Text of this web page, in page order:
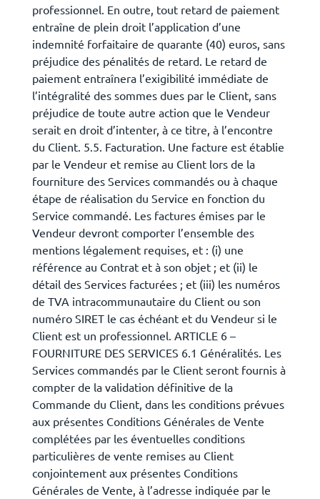
professionnel. En outre, tout retard de paiement
entraîne de plein droit l’application d’une
indemnité forfaitaire de quarante (40) euros, sans
préjudice des pénalités de retard. Le retard de
paiement entraînera l’exigibilité immédiate de
l’intégralité des sommes dues par le Client, sans
préjudice de toute autre action que le Vendeur
serait en droit d’intenter, à ce titre, à l’encontre
du Client. 5.5. Facturation. Une facture est établie
par le Vendeur et remise au Client lors de la
fourniture des Services commandés ou à chaque
étape de réalisation du Service en fonction du
Service commandé. Les factures émises par le
Vendeur devront comporter l’ensemble des
mentions légalement requises, et : (i) une
référence au Contrat et à son objet ; et (ii) le
détail des Services facturées ; et (iii) les numéros
de TVA intracommunautaire du Client ou son
numéro SIRET le cas échéant et du Vendeur si le
Client est un professionnel. ARTICLE 6 –
FOURNITURE DES SERVICES 6.1 Généralités. Les
Services commandés par le Client seront fournis à
compter de la validation définitive de la
Commande du Client, dans les conditions prévues
aux présentes Conditions Générales de Vente
complétées par les éventuelles conditions
particulières de vente remises au Client
conjointement aux présentes Conditions
Générales de Vente, à l’adresse indiquée par le